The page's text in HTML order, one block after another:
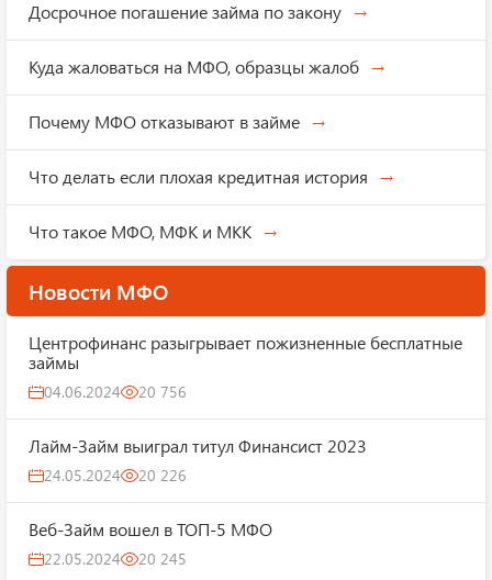
Досрочное погашение займа по закону
Куда жаловаться на МФО, образцы жалоб
Почему МФО отказывают в займе
Что делать если плохая кредитная история
Что такое МФО, МФК и МКК
Новости МФО
Центрофинанс разыгрывает пожизненные бесплатные
займы
04.06.2024 20 756
Лайм-Займ выиграл титул Финансист 2023
24.05.2024 20 226
Веб-Займ вошел в ТОП-5 МФО
22.05.2024 20 245